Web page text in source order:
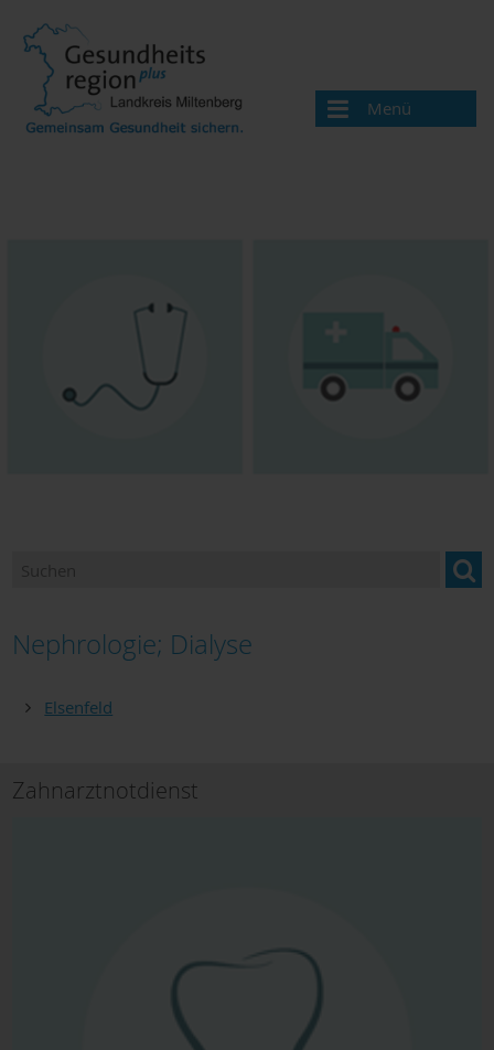
Menü
Gesundheitswegweiser
Ärzte und Therapeuten
Hilfen für Bedürftige
Hilfe in Notfällen
Hospiz und Palliativversorgung
Nephrologie; Dialyse
Elsenfeld
Zahnarztnotdienst